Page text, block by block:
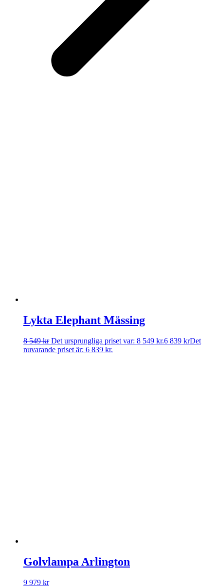
Lykta Elephant Mässing
8 549kr Det ursprungliga priset var: 8 549 kr.6 839 krDet
nuvarande priset är: 6 839 kr.
Golvlampa Arlington
9 979 kr